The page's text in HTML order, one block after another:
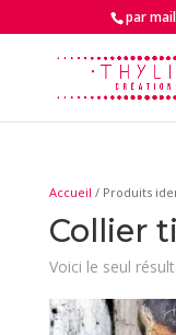
par mail
Accueil / Produits
Collier
Voici le seul